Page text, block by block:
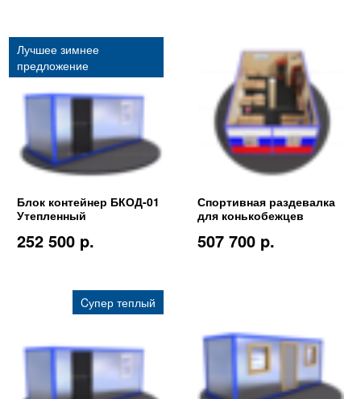
Лучшее зимнее
предложение
Блок контейнер БКОД-01
Утепленный
252 500 p.
Спортивная раздевалка
для конькобежцев
507 700 p.
Cупер теплый